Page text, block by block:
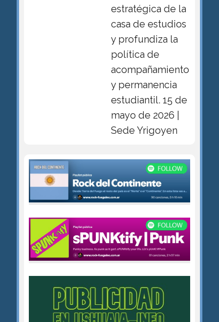
estratégica de la
casa de estudios
y profundiza la
política de
acompañamiento
y permanencia
estudiantil. 15 de
mayo de 2026 |
Sede Yrigoyen